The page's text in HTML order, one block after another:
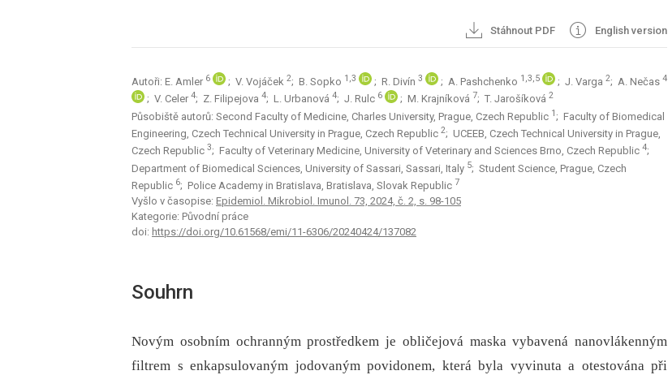
Stáhnout PDF English version
Autoři: E. Amler 6 ; V. Vojáček 2; B. Sopko 1,3 ; R. Divín 3 ; A. Pashchenko 1,3,5 ; J. Varga 2; A. Nečas 4
; V. Celer 4; Z. Filipejova 4; L. Urbanová 4; J. Rulc 6 ; M. Krajníková 7; T. Jarošíková 2
Působiště autorů: Second Faculty of Medicine, Charles University, Prague, Czech Republic 1; Faculty of Biomedical
Engineering, Czech Technical University in Prague, Czech Republic 2; UCEEB, Czech Technical University in Prague,
Czech Republic 3; Faculty of Veterinary Medicine, University of Veterinary and Sciences Brno, Czech Republic 4;
Department of Biomedical Sciences, University of Sassari, Sassari, Italy 5; Student Science, Prague, Czech
Republic 6; Police Academy in Bratislava, Bratislava, Slovak Republic 7
Vyšlo v časopise: Epidemiol. Mikrobiol. Imunol. 73, 2024, č. 2, s. 98-105
Kategorie: Původní práce
doi: https://doi.org/10.61568/emi/11-6306/20240424/137082
Souhrn
Novým osobním ochranným prostředkem je obličejová maska vybavená nanovlákenným
filtrem s enkapsulovaným jodovaným povidonem, která byla vyvinuta a otestována při